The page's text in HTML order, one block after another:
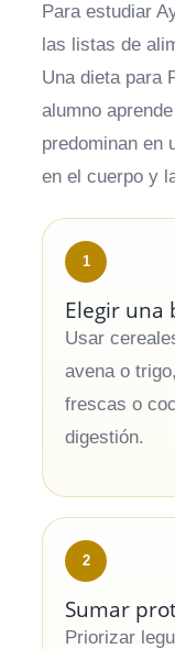
Para estudiar
las listas de
Una dieta para
alumno
predominan en
en el cuerpo y
1
Elegir una
Usar
avena o
frescas o
digestión.
2
Sumar
Priorizar